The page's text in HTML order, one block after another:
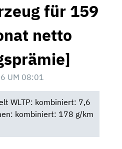
für 159
netto
UM 08:01
WLTP: kombiniert: 7,6
kombiniert: 178 g/km